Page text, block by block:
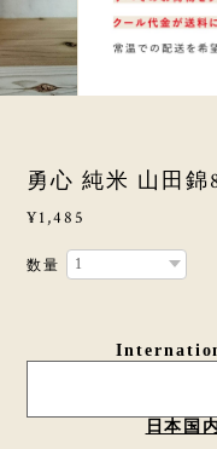
勇心 純米 山田
¥1,485
数量
日本国